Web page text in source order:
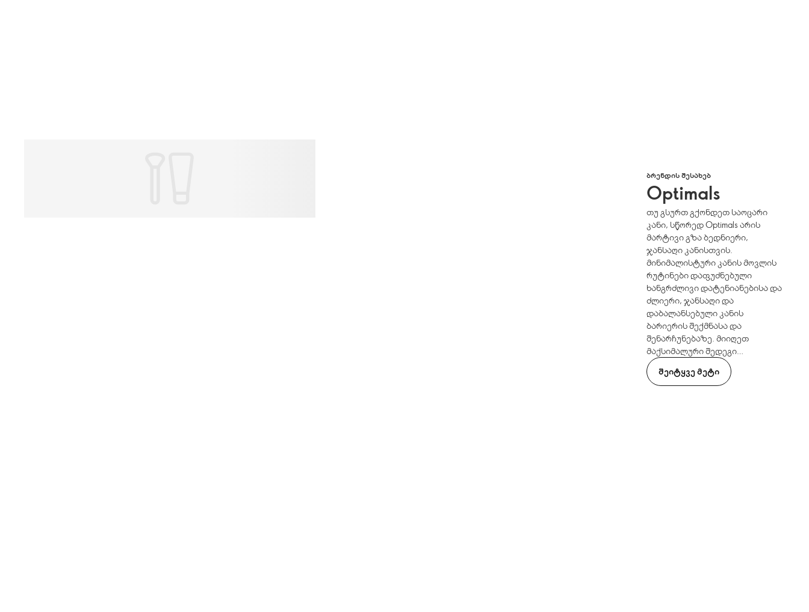
ᲑᲠᲔᲜᲓᲘᲡ ᲨᲔᲡᲐᲮᲔᲑ
Optimals
თუ გსურთ გქონდეთ საოცარი
კანი, სწორედ Optimals არის
მარტივი გზა ბედნიერი,
ჯანსაღი კანისთვის.
მინიმალისტური კანის მოვლის
რუტინები დაფუძნებული
ხანგრძლივი დატენიანებისა და
ძლიერი, ჯანსაღი და
დაბალანსებული კანის
ბარიერის შექმნასა და
შენარჩუნებაზე. მიიღეთ
მაქსიმალური შედეგი
მინიმალური აურზაურით -
თქვენი საუკეთესო კანისთვის.
ᲨᲔᲘᲢᲧᲕᲔ ᲛᲔᲢᲘ